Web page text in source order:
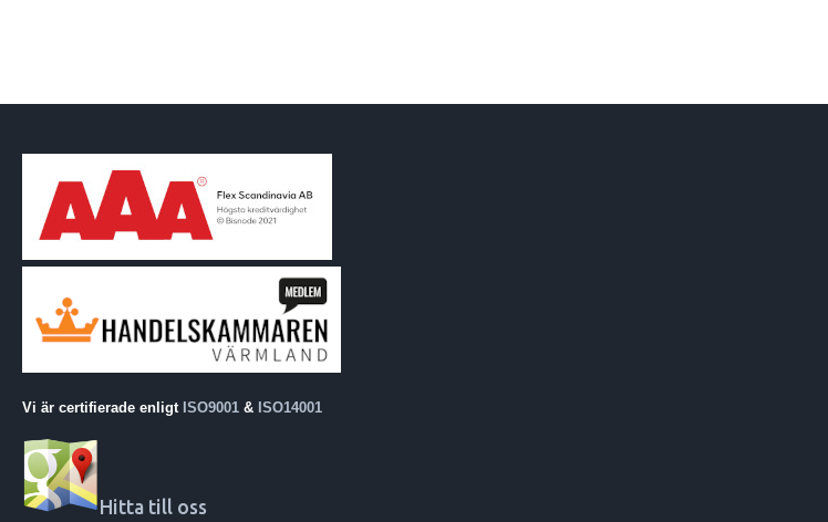
Vi är certifierade enligt ISO9001 & ISO14001
Hitta till oss